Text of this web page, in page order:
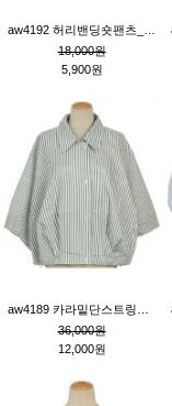
18,000원
5,900원
36,000원
12,000원